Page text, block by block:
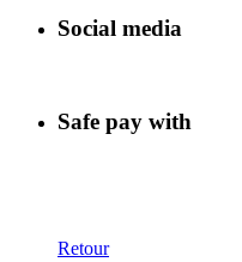
Social media
Safe pay with
Retour